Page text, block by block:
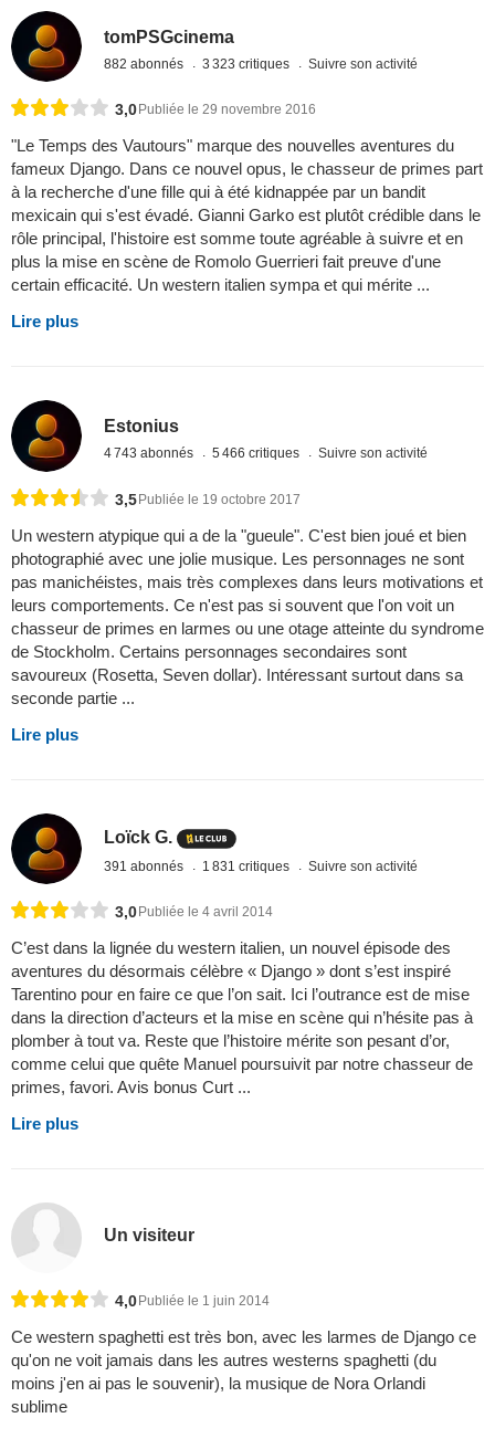
tomPSGcinema
882 abonnés 3 323 critiques Suivre son activité
3,0 Publiée le 29 novembre 2016
"Le Temps des Vautours" marque des nouvelles aventures du
fameux Django. Dans ce nouvel opus, le chasseur de primes part
à la recherche d'une fille qui à été kidnappée par un bandit
mexicain qui s'est évadé. Gianni Garko est plutôt crédible dans le
rôle principal, l'histoire est somme toute agréable à suivre et en
plus la mise en scène de Romolo Guerrieri fait preuve d'une
certain efficacité. Un western italien sympa et qui mérite ...
Lire plus
Estonius
4 743 abonnés 5 466 critiques Suivre son activité
3,5Publiée le 19 octobre 2017
Un western atypique qui a de la "gueule". C'est bien joué et bien
photographié avec une jolie musique. Les personnages ne sont
pas manichéistes, mais très complexes dans leurs motivations et
leurs comportements. Ce n'est pas si souvent que l'on voit un
chasseur de primes en larmes ou une otage atteinte du syndrome
de Stockholm. Certains personnages secondaires sont
savoureux (Rosetta, Seven dollar). Intéressant surtout dans sa
seconde partie ...
Lire plus
Loïck G.
391 abonnés 1 831 critiques Suivre son activité
3,0Publiée le 4 avril 2014
C’est dans la lignée du western italien, un nouvel épisode des
aventures du désormais célèbre « Django » dont s’est inspiré
Tarentino pour en faire ce que l’on sait. Ici l’outrance est de mise
dans la direction d’acteurs et la mise en scène qui n’hésite pas à
plomber à tout va. Reste que l’histoire mérite son pesant d’or,
comme celui que quête Manuel poursuivit par notre chasseur de
primes, favori. Avis bonus Curt ...
Lire plus
Un visiteur
4,0 Publiée le 1 juin 2014
Ce western spaghetti est très bon, avec les larmes de Django ce
qu'on ne voit jamais dans les autres westerns spaghetti (du
moins j'en ai pas le souvenir), la musique de Nora Orlandi
sublime